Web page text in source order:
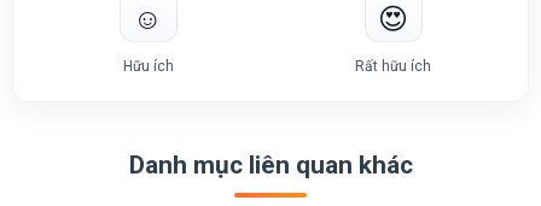
☺️
Hữu ích
😍
Rất hữu ích
Danh mục liên quan khác